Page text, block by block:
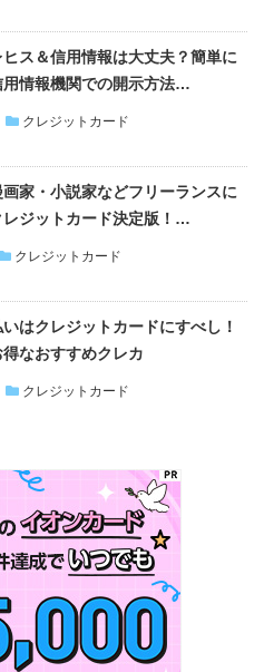
ス＆信用情報は大丈夫？簡単に
用情報機関での開示方法…
クレジットカード
家・小説家などフリーランスに
レジットカード決定版！…
クレジットカード
はクレジットカードにすべし！
なおすすめクレカ
クレジットカード